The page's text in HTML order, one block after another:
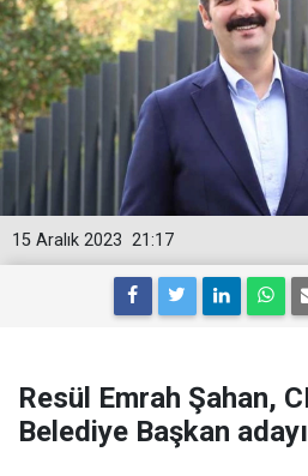
21:17
15 Aralık 2023
Resül Emrah Şahan,
Belediye Başkan